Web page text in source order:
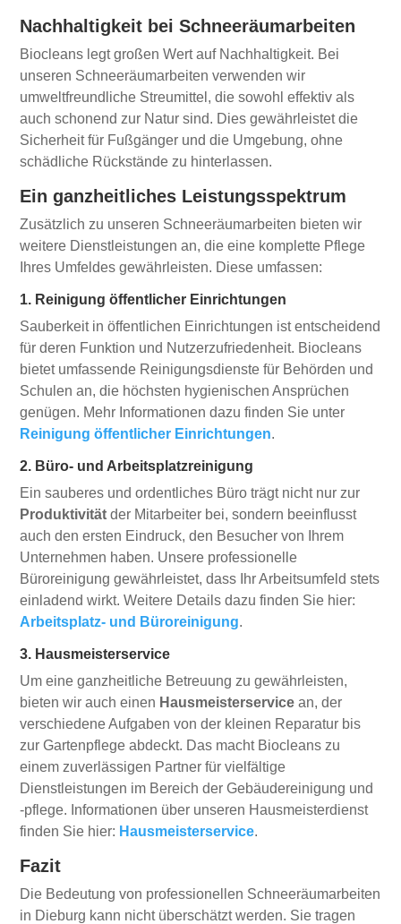
Nachhaltigkeit bei Schneeräumarbeiten
Biocleans legt großen Wert auf Nachhaltigkeit. Bei
unseren Schneeräumarbeiten verwenden wir
umweltfreundliche Streumittel, die sowohl effektiv als
auch schonend zur Natur sind. Dies gewährleistet die
Sicherheit für Fußgänger und die Umgebung, ohne
schädliche Rückstände zu hinterlassen.
Ein ganzheitliches Leistungsspektrum
Zusätzlich zu unseren Schneeräumarbeiten bieten wir
weitere Dienstleistungen an, die eine komplette Pflege
Ihres Umfeldes gewährleisten. Diese umfassen:
1. Reinigung öffentlicher Einrichtungen
Sauberkeit in öffentlichen Einrichtungen ist entscheidend
für deren Funktion und Nutzerzufriedenheit. Biocleans
bietet umfassende Reinigungsdienste für Behörden und
Schulen an, die höchsten hygienischen Ansprüchen
genügen. Mehr Informationen dazu finden Sie unter
Reinigung öffentlicher Einrichtungen.
2. Büro- und Arbeitsplatzreinigung
Ein sauberes und ordentliches Büro trägt nicht nur zur
Produktivität der Mitarbeiter bei, sondern beeinflusst
auch den ersten Eindruck, den Besucher von Ihrem
Unternehmen haben. Unsere professionelle
Büroreinigung gewährleistet, dass Ihr Arbeitsumfeld stets
einladend wirkt. Weitere Details dazu finden Sie hier:
Arbeitsplatz- und Büroreinigung.
3. Hausmeisterservice
Um eine ganzheitliche Betreuung zu gewährleisten,
bieten wir auch einen Hausmeisterservice an, der
verschiedene Aufgaben von der kleinen Reparatur bis
zur Gartenpflege abdeckt. Das macht Biocleans zu
einem zuverlässigen Partner für vielfältige
Dienstleistungen im Bereich der Gebäudereinigung und
-pflege. Informationen über unseren Hausmeisterdienst
finden Sie hier: Hausmeisterservice.
Fazit
Die Bedeutung von professionellen Schneeräumarbeiten
in Dieburg kann nicht überschätzt werden. Sie tragen